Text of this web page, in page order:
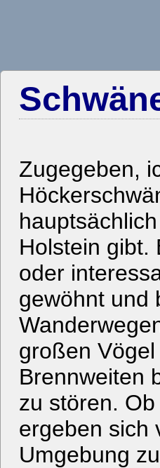
Zugegeben,
Holstein gibt.
oder
gewöhnt und
großen
Brennweiten
zu stören.
ergeben sich
Umgebung